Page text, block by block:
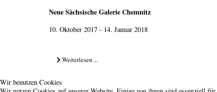
Neue Sächsische Galerie Chemnitz
10. Oktober 2017 - 14. Januar 2018
Weiterlesen ...
Wir benutzen Cookies